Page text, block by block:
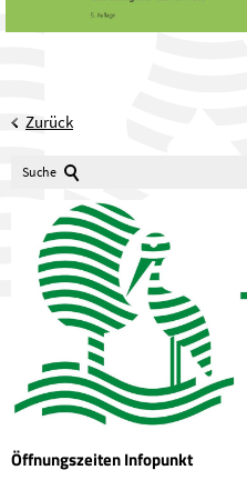
Zurück
Suche
Öffnungszeiten Infopunkt